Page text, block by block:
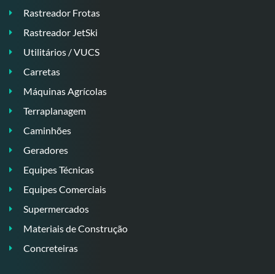
Rastreador Frotas
Rastreador JetSki
Utilitários / VUCS
Carretas
Máquinas Agrícolas
Terraplanagem
Caminhões
Geradores
Equipes Técnicas
Equipes Comerciais
Supermercados
Materiais de Construção
Concreteiras